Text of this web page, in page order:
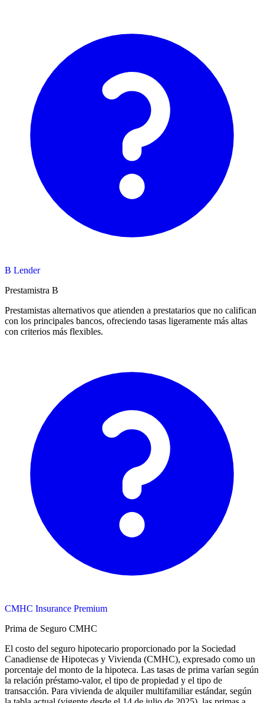
B Lender
Prestamistra B
Prestamistas alternativos que atienden a prestatarios que no califican
con los principales bancos, ofreciendo tasas ligeramente más altas
con criterios más flexibles.
CMHC Insurance Premium
Prima de Seguro CMHC
El costo del seguro hipotecario proporcionado por la Sociedad
Canadiense de Hipotecas y Vivienda (CMHC), expresado como un
porcentaje del monto de la hipoteca. Las tasas de prima varían según
la relación préstamo-valor, el tipo de propiedad y el tipo de
transacción. Para vivienda de alquiler multifamiliar estándar, según